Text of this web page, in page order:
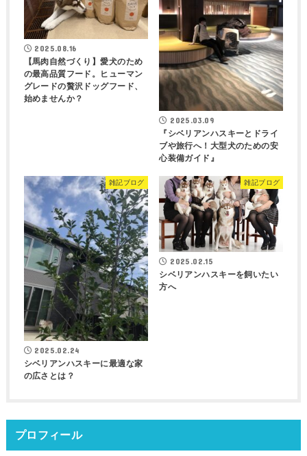
2025.08.16
【馬肉自然づくり】愛犬のため
の最高品質フード。ヒューマン
グレードの贅沢ドッグフード、
始めませんか？
2025.03.09
『シベリアンハスキーとドライ
ブや旅行へ！大型犬のための安
心装備ガイド』
雑記ブログ
2025.02.24
シベリアンハスキーに最適な家
の広さとは？
雑記ブログ
2025.02.15
シベリアンハスキーを飼いたい
方へ
プロフィール